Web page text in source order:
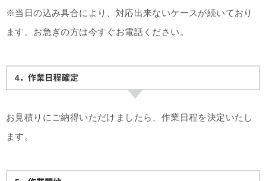
※当日の込み具合により、対応出来ないケースが続いており
ます。お急ぎの方は今すぐお電話ください。
お見積りにご納得いただけましたら、作業日程を決定いたし
ます。